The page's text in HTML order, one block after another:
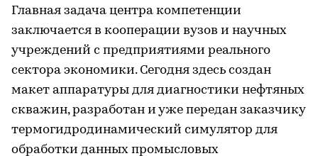
Главная задача центра компетенции
заключается в кооперации вузов и научных
учреждений с предприятиями реального
сектора экономики. Сегодня здесь создан
макет аппаратуры для диагностики нефтяных
скважин, разработан и уже передан заказчику
термогидродинамический симулятор для
обработки данных промысловых